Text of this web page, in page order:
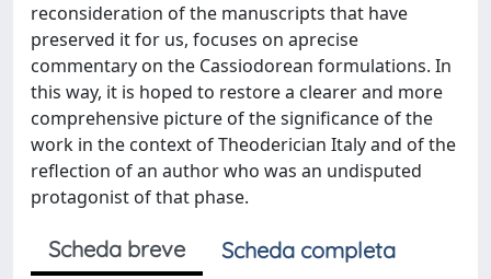
reconsideration of the manuscripts that have
preserved it for us, focuses on aprecise
commentary on the Cassiodorean formulations. In
this way, it is hoped to restore a clearer and more
comprehensive picture of the significance of the
work in the context of Theoderician Italy and of the
reflection of an author who was an undisputed
protagonist of that phase.
Scheda breve
Scheda completa